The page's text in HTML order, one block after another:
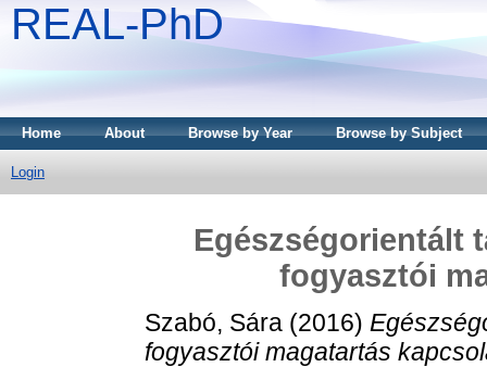
REAL-PhD
Home About Browse by Year Browse by Subject
Login
Egészségorientált
fogyasztói
Szabó, Sára (2016)
fogyasztói magatartás